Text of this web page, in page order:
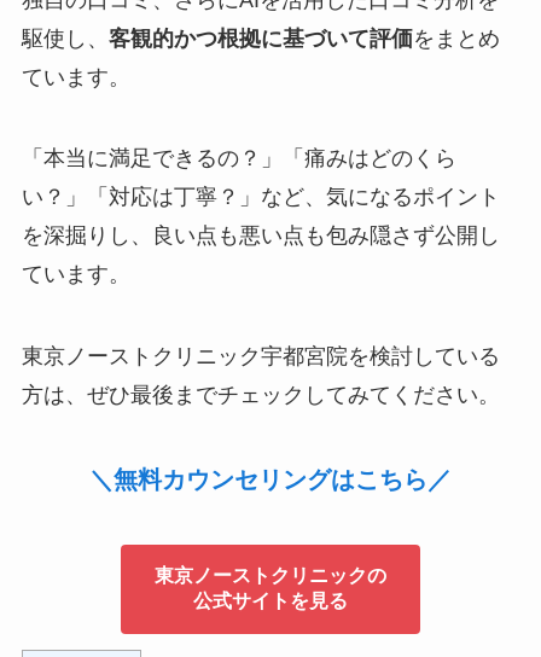
駆使し、 客観的かつ根拠に基づいて評価をまとめ
ています。
「本当に満足できるの？」「痛みはどのくら
い？」「対応は丁寧？」など、気になるポイント
を深掘りし、良い点も悪い点も包み隠さず公開し
ています。
東京ノーストクリニック宇都宮院を検討している
方は、ぜひ最後までチェックしてみてください。
＼無料カウンセリングはこちら／
東京ノーストクリニックの
公式サイトを見る